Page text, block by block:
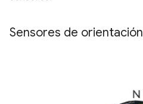
Sensores de orientación